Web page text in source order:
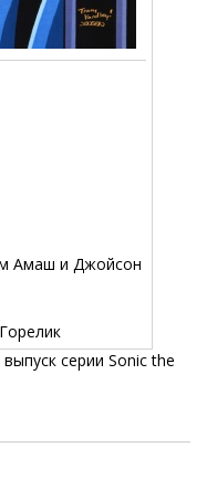
Амаш и Джойсон
серии Sonic the